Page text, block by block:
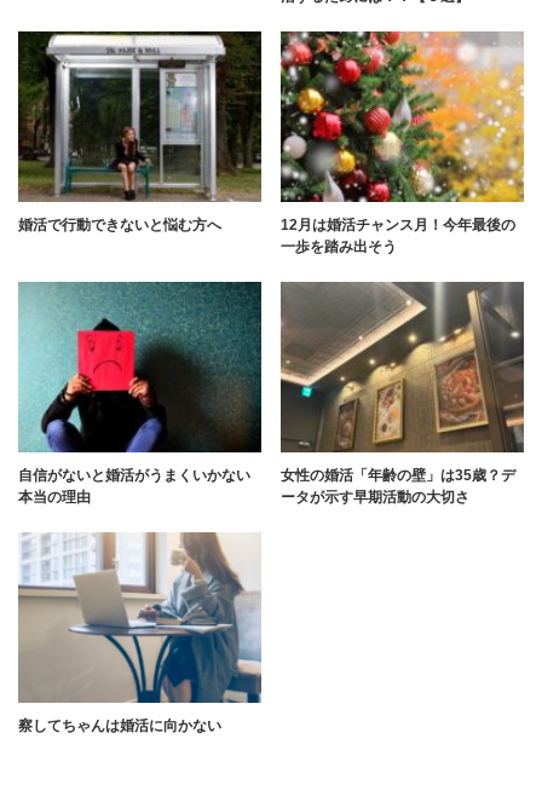
婚活で行動できないと悩む方へ
12月は婚活チャンス月！今年最後の
一歩を踏み出そう
自信がないと婚活がうまくいかない
本当の理由
女性の婚活「年齢の壁」は35歳？デ
ータが示す早期活動の大切さ
察してちゃんは婚活に向かない